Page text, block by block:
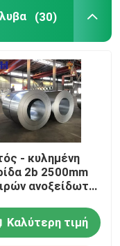
(30)
- κυλημένη
2b 2500mm
ανοξείδωτου
Καλύτερη τιμή